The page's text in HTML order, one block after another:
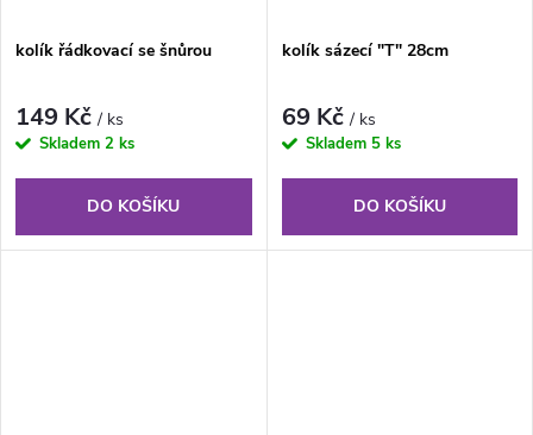
kolík řádkovací se šnůrou
149 Kč/ ks
Skladem 2 ks
DO KOŠÍKU
kolík sázecí "T" 28cm
69 Kč/ ks
Skladem 5 ks
DO KOŠÍKU